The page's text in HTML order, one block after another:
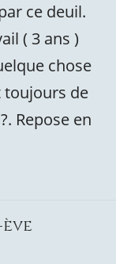
ce deuil.
( 3 ans )
chose
toujours de
Repose en